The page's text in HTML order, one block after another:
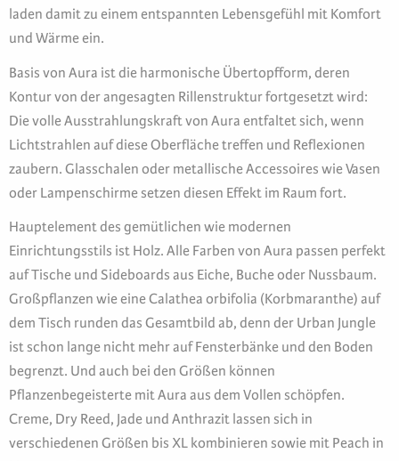
laden damit zu einem entspannten Lebensgefühl mit Komfort
und Wärme ein.
Basis von Aura ist die harmonische Übertopfform, deren
Kontur von der angesagten Rillenstruktur fortgesetzt wird:
Die volle Ausstrahlungskraft von Aura entfaltet sich, wenn
Lichtstrahlen auf diese Oberfläche treffen und Reflexionen
zaubern. Glasschalen oder metallische Accessoires wie Vasen
oder Lampenschirme setzen diesen Effekt im Raum fort.
Hauptelement des gemütlichen wie modernen
Einrichtungsstils ist Holz. Alle Farben von Aura passen perfekt
auf Tische und Sideboards aus Eiche, Buche oder Nussbaum.
Großpflanzen wie eine Calathea orbifolia (Korbmaranthe) auf
dem Tisch runden das Gesamtbild ab, denn der Urban Jungle
ist schon lange nicht mehr auf Fensterbänke und den Boden
begrenzt. Und auch bei den Größen können
Pflanzenbegeisterte mit Aura aus dem Vollen schöpfen.
Creme, Dry Reed, Jade und Anthrazit lassen sich in
verschiedenen Größen bis XL kombinieren sowie mit Peach in